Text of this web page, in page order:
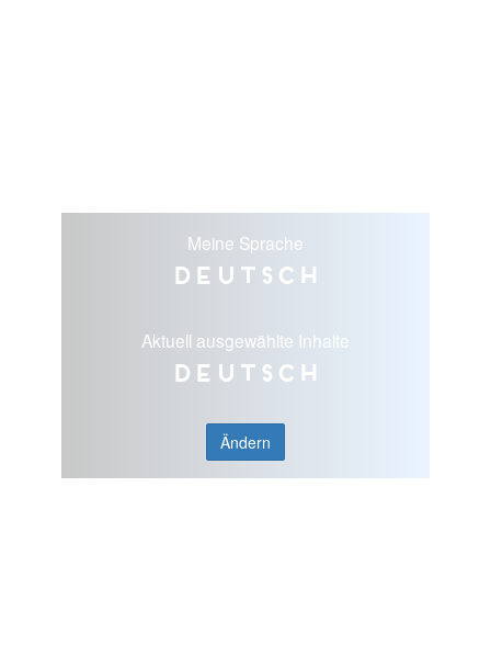
Meine Sprache
Deutsch
Aktuell ausgewählte Inhalte
Deutsch
Ändern